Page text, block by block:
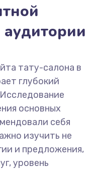
тату-салона в
глубокий
основных
себя
изучить не
и предложения,
уровень